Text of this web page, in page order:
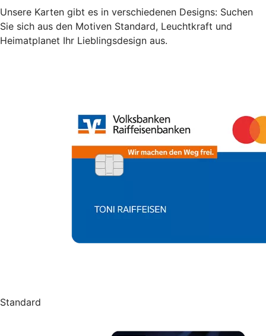
Unsere Karten gibt es in verschiedenen Designs: Suchen
Sie sich aus den Motiven Standard, Leuchtkraft und
Heimatplanet Ihr Lieblingsdesign aus.
Standard